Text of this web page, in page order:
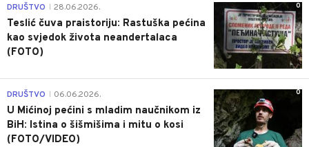
0
DRUŠTVO 28.06.2026.
Teslić čuva praistoriju: Rastuška pećina
kao svjedok života neandertalaca
(FOTO)
0
DRUŠTVO 06.06.2026.
U Mićinoj pećini s mladim naučnikom iz
BiH: Istina o šišmišima i mitu o kosi
(FOTO/VIDEO)